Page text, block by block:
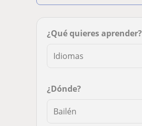
¿Qué quieres aprender?
¿Dónde?